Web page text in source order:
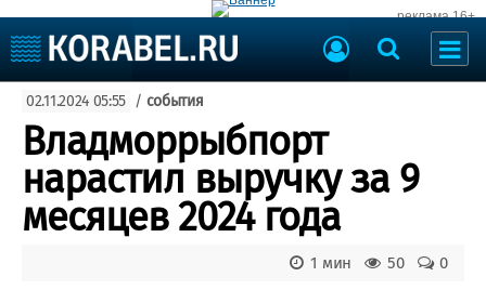
реклама 16+
Судоходство
Судоремонт
События
Пресс-релизы
Порты
Рыболовство
ВМФ
02.11.2024 05:55 / события
Владморрыбпорт
нарастил выручку за 9
месяцев 2024 года
0
50
1 мин